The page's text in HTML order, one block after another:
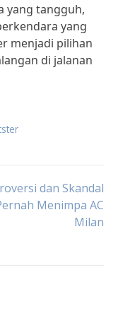
yang tangguh,
yang
menjadi pilihan
di jalanan
dan Skandal
Menimpa AC
Milan